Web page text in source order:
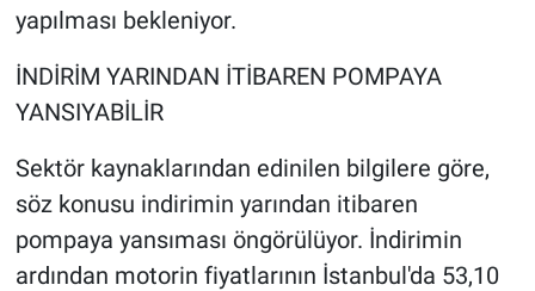
yapılması bekleniyor.
İNDİRİM YARINDAN İTİBAREN POMPAYA
YANSIYABİLİR
Sektör kaynaklarından edinilen bilgilere göre,
söz konusu indirimin yarından itibaren
pompaya yansıması öngörülüyor. İndirimin
ardından motorin fiyatlarının İstanbul'da 53,10